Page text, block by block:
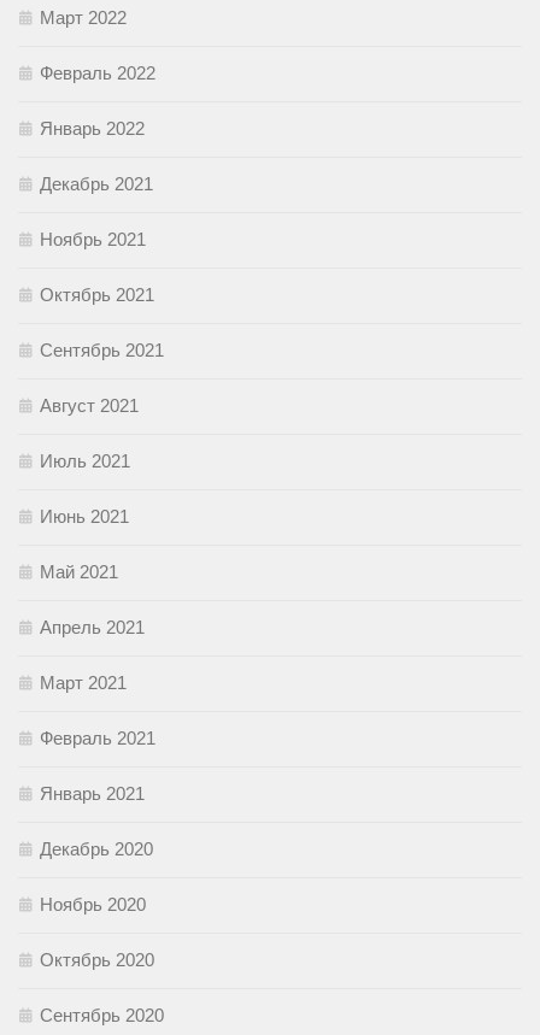
Март 2022
Февраль 2022
Январь 2022
Декабрь 2021
Ноябрь 2021
Октябрь 2021
Сентябрь 2021
Август 2021
Июль 2021
Июнь 2021
Май 2021
Апрель 2021
Март 2021
Февраль 2021
Январь 2021
Декабрь 2020
Ноябрь 2020
Октябрь 2020
Сентябрь 2020